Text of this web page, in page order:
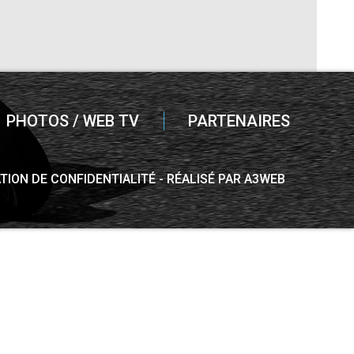
PHOTOS / WEB TV PARTENAIRES
DE CONFIDENTIALITÉ RÉALISÉ PAR A3WEB